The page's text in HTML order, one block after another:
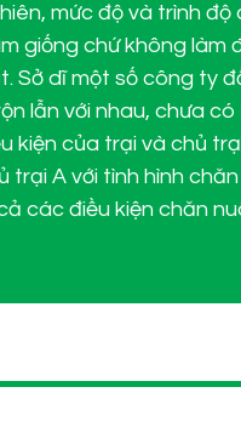
mức độ và trình
giống chứ không
Sở dĩ một số công ty
lẫn với nhau, chưa
kiện của trại và chủ
trại A với tình hình
các điều kiện chăn